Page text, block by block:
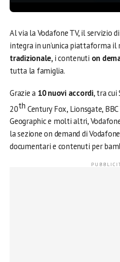
Al via la Vodafone TV, il servizio
integra in un’unica piattaforma il
tradizionale,i contenuti on
tutta la famiglia.
Grazie a 10 nuovi accordi, tra cui
20th Century Fox, Lionsgate,
Geographic e molti altri,
la sezione on demand di
documentari e contenuti per